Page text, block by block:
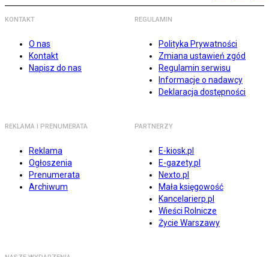
KONTAKT
O nas
Kontakt
Napisz do nas
REGULAMIN
Polityka Prywatności
Zmiana ustawień zgód
Regulamin serwisu
Informacje o nadawcy
Deklaracja dostępności
REKLAMA I PRENUMERATA
Reklama
Ogłoszenia
Prenumerata
Archiwum
PARTNERZY
E-kiosk.pl
E-gazety.pl
Nexto.pl
Mała księgowość
Kancelarierp.pl
Wieści Rolnicze
Życie Warszawy